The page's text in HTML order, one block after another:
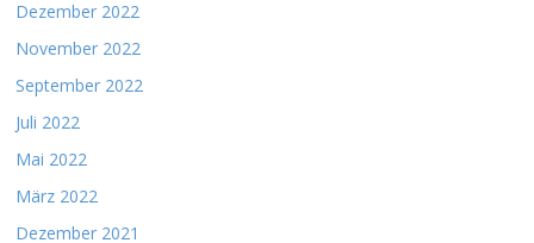
Dezember 2022
November 2022
September 2022
Juli 2022
Mai 2022
März 2022
Dezember 2021